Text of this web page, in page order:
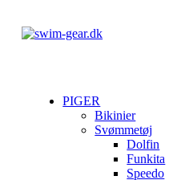
PIGER
Bikinier
Svømmetøj
Dolfin
Funkita
Speedo